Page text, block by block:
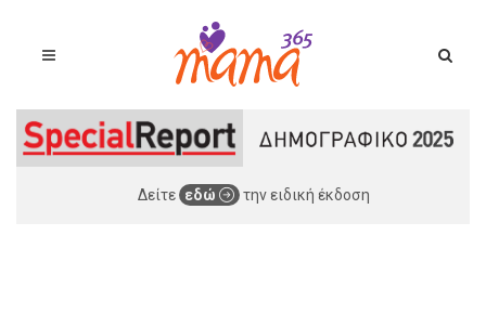
Δείτε εδώ την ειδική έκδοση